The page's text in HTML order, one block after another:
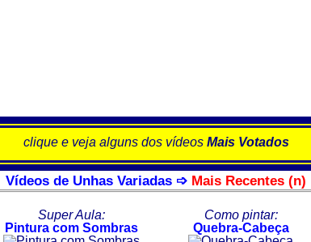
clique e veja alguns dos vídeos Mais Votados
Vídeos de Unhas Variadas ➩ Mais Recentes (n)
Super Aula:
Pintura com Sombras
Como pintar:
Quebra-Cabeça